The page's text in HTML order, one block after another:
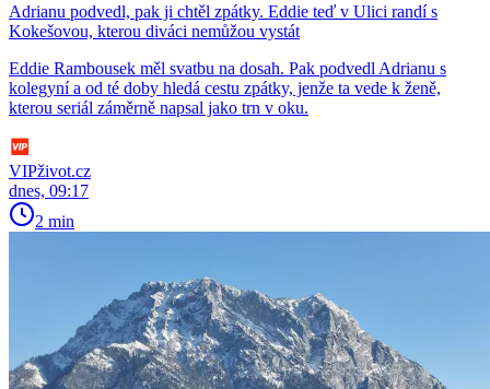
Adrianu podvedl, pak ji chtěl zpátky. Eddie teď v Ulici randí s
Kokešovou, kterou diváci nemůžou vystát
Eddie Rambousek měl svatbu na dosah. Pak podvedl Adrianu s
kolegyní a od té doby hledá cestu zpátky, jenže ta vede k ženě,
kterou seriál záměrně napsal jako trn v oku.
VIPživot.cz
dnes, 09:17
2 min